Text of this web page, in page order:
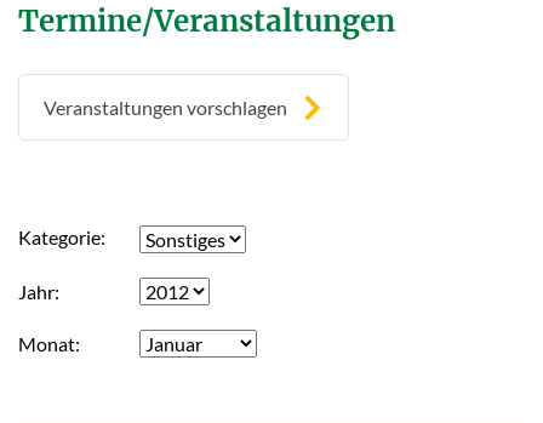
Termine/Veranstaltungen
Veranstaltungen vorschlagen
Kategorie
Jahr
Monat